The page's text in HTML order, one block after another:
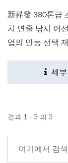
新昇發 380톤급
치 연줄 낚시 어
업의 만능 선택
세부
결과 1 - 3 의 3